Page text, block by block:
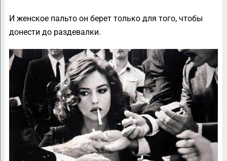
И женское пальто он берет только для того, чтобы
донести до раздевалки.